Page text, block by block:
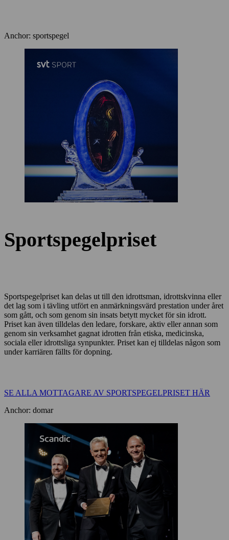
Anchor: sportspegel
Sportspegelpriset
Sportspegelpriset kan delas ut till den idrottsman, idrottskvinna eller
det lag som i tävling utfört en anmärkningsvärd prestation under året
som gått, och som genom sin insats betytt mycket för sin idrott.
Priset kan även tilldelas den ledare, forskare, aktiv eller annan som
genom sin verksamhet gagnat idrotten från etiska, medicinska,
sociala eller idrottsliga synpunkter. Priset kan ej tilldelas någon som
under karriären fällts för dopning.
SE ALLA MOTTAGARE AV SPORTSPEGELPRISET HÄR
Anchor: domar